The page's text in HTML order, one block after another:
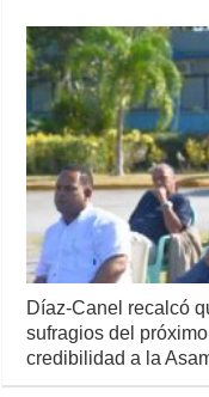
Díaz-Canel recalcó
sufragios del
credibilidad a la